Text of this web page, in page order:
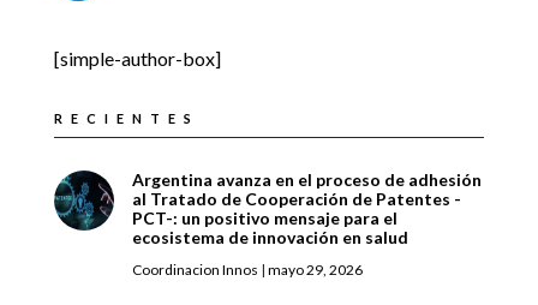
[simple-author-box]
RECIENTES
Argentina avanza en el proceso de adhesión
al Tratado de Cooperación de Patentes -
PCT-: un positivo mensaje para el
ecosistema de innovación en salud
Coordinacion Innos | mayo 29, 2026